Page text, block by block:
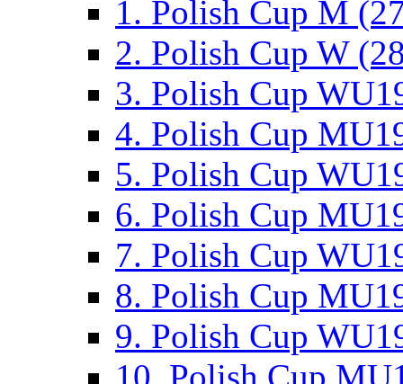
1. Polish Cup M
2. Polish Cup W
3. Polish Cup
4. Polish Cup
5. Polish Cup
6. Polish Cup
7. Polish Cup
8. Polish Cup
9. Polish Cup
10. Polish Cup